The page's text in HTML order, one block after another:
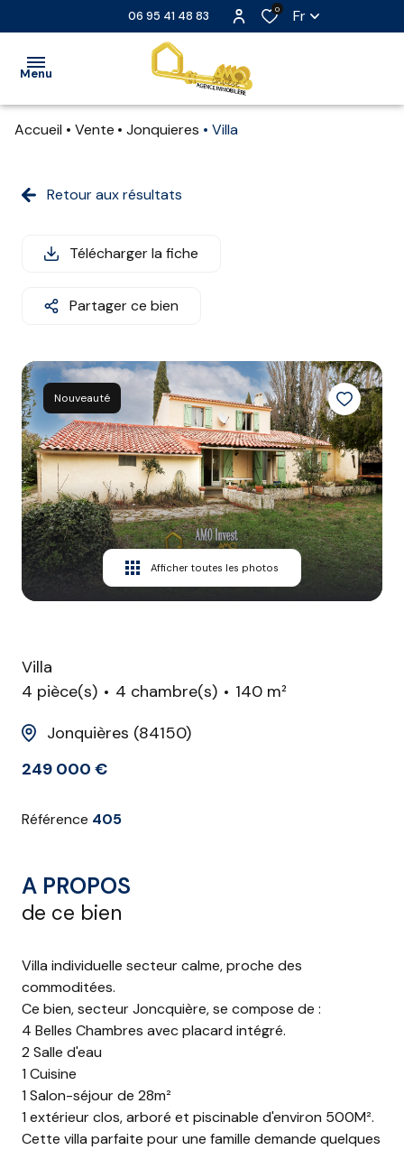
06 95 41 48 83 0 Fr
Menu
VENTE
LOCATION
NOS
PARTENAIRES
CONTACT
Accueil Vente Jonquieres Villa
Retour aux résultats
Télécharger la fiche
Partager ce bien
Nouveauté
Afficher toutes les photos
Villa
4 pièce(s)
4 chambre(s)
140 m²
Jonquières (84150)
249 000 €
Référence 405
A PROPOS
de ce bien
Villa individuelle secteur calme, proche des
commoditées.
Ce bien, secteur Joncquière, se compose de :
4 Belles Chambres avec placard intégré.
2 Salle d'eau
1 Cuisine
1 Salon-séjour de 28m²
1 extérieur clos, arboré et piscinable d'environ 500M².
Cette villa parfaite pour une famille demande quelques